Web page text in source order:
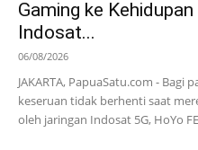
Gaming ke
Indosat...
06/08/2026
JAKARTA, PapuaSatu.com - Bagi
keseruan tidak berhenti saat
oleh jaringan Indosat 5G, HoYo